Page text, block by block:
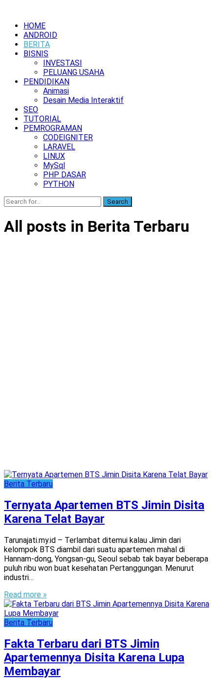
HOME
ANDROID
BERITA
BISNIS
INVESTASI
PELUANG USAHA
PENDIDIKAN
Animasi
Desain Media Interaktif
SEO
TUTORIAL
PEMROGRAMAN
CODEIGNITER
LARAVEL
LINUX
MySql
PHP DASAR
PYTHON
Search
All posts in Berita Terbaru
Berita Terbaru
Ternyata Apartemen BTS Jimin Disita
Karena Telat Bayar
Tarunajati.my.id – Terlambat ditemui kalau Jimin dari
kelompok BTS diambil dari suatu apartemen mahal di
Hannam-dong, Yongsan-gu, Seoul sebab tak bayar beberapa
puluh ribu won buat kesehatan Pertanggungan. Menurut
industri…
Read more »
Berita Terbaru
Fakta Terbaru dari BTS Jimin
Apartemennya Disita Karena Lupa
Membayar